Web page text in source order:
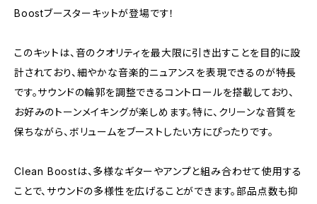
Boostブースターキットが登場です！
このキットは、音のクオリティを最大限に引き出すことを目的に設
計されており、細やかな音楽的ニュアンスを表現できるのが特長
です。サウンドの輪郭を調整できるコントロールを搭載しており、
お好みのトーンメイキングが楽しめます。特に、クリーンな音質を
保ちながら、ボリュームをブーストしたい方にぴったりです。
Clean Boostは、多様なギターやアンプと組み合わせて使用する
ことで、サウンドの多様性を広げることができます。部品点数も抑